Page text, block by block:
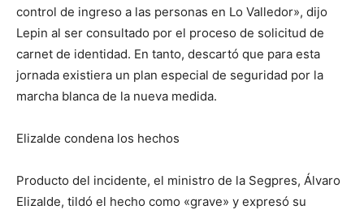
control de ingreso a las personas en Lo Valledor», dijo
Lepin al ser consultado por el proceso de solicitud de
carnet de identidad. En tanto, descartó que para esta
jornada existiera un plan especial de seguridad por la
marcha blanca de la nueva medida.
Elizalde condena los hechos
Producto del incidente, el ministro de la Segpres, Álvaro
Elizalde, tildó el hecho como «grave» y expresó su